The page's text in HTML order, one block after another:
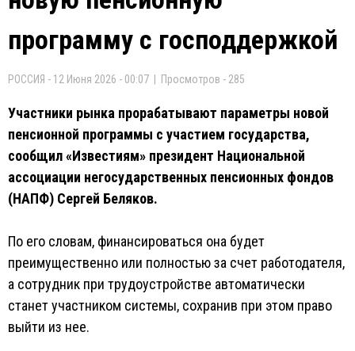
программу с господдержкой
РОССИЯ - 12 Июня 2026 - 00:07 | Просмотров - 285
Участники рынка прорабатывают параметры новой
пенсионной программы с участием государства,
сообщил «Известиям» президент Национальной
ассоциации негосударственных пенсионных фондов
(НАПФ) Сергей Беляков.
По его словам, финансироваться она будет
преимущественно или полностью за счет работодателя,
а сотрудник при трудоустройстве автоматически
станет участником системы, сохранив при этом право
выйти из нее.